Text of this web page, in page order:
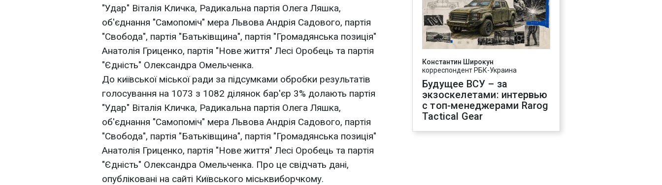
"Удар" Віталія Кличка, Радикальна партія Олега Ляшка,
об'єднання "Самопоміч" мера Львова Андрія Садового, партія
"Свобода", партія "Батьківщина", партія "Громадянська позиція"
Анатолія Гриценко, партія "Нове життя" Лесі Оробець та партія
"Єдність" Олександра Омельченка.
До київської міської ради за підсумками обробки результатів
голосування на 1073 з 1082 ділянок бар'єр 3% долають партія
"Удар" Віталія Кличка, Радикальна партія Олега Ляшка,
об'єднання "Самопоміч" мера Львова Андрія Садового, партія
"Свобода", партія "Батьківщина", партія "Громадянська позиція"
Анатолія Гриценко, партія "Нове життя" Лесі Оробець та партія
"Єдність" Олександра Омельченка. Про це свідчать дані,
опубліковані на сайті Київського міськвиборчкому.
Константин Широкун
корреспондент РБК-Украина
Будущее ВСУ – за
экзоскелетами: интервью
с топ-менеджерами Rarog
Tactical Gear